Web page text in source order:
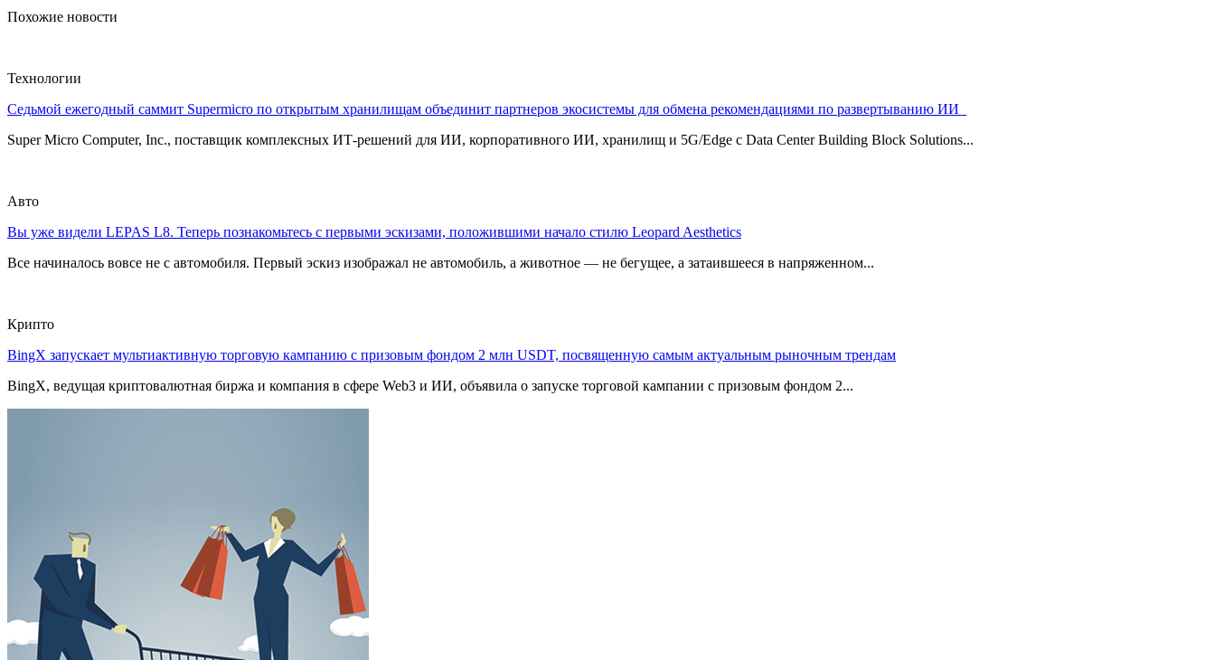
Похожие новости
Технологии
Седьмой ежегодный саммит Supermicro по открытым хранилищам объединит партнеров экосистемы для обмена рекомендациями по развертыванию ИИ
Super Micro Computer, Inc., поставщик комплексных ИТ-решений для ИИ, корпоративного ИИ, хранилищ и 5G/Edge с Data Center Building Block Solutions...
Авто
Вы уже видели LEPAS L8. Теперь познакомьтесь с первыми эскизами, положившими начало стилю Leopard Aesthetics
Все начиналось вовсе не с автомобиля. Первый эскиз изображал не автомобиль, а животное — не бегущее, а затаившееся в напряженном...
Крипто
BingX запускает мультиактивную торговую кампанию с призовым фондом 2 млн USDT, посвященную самым актуальным рыночным трендам
BingX, ведущая криптовалютная биржа и компания в сфере Web3 и ИИ, объявила о запуске торговой кампании с призовым фондом 2...